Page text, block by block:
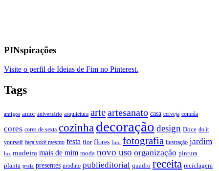
PINspirações
Visite o perfil de Ideias de Fim no Pinterest.
Tags
amigos amor aniversário arquitetura arteartesanato casa cerveja comida
cores cores de sexta cozinha decoração design Doce do it
yourself faça você mesmo festa flor flores foto fotografia ilustração jardim
luz madeira mais de mim moda novo uso organização pintura
planta praia presentes produto publieditorial quadro receita reciclagem